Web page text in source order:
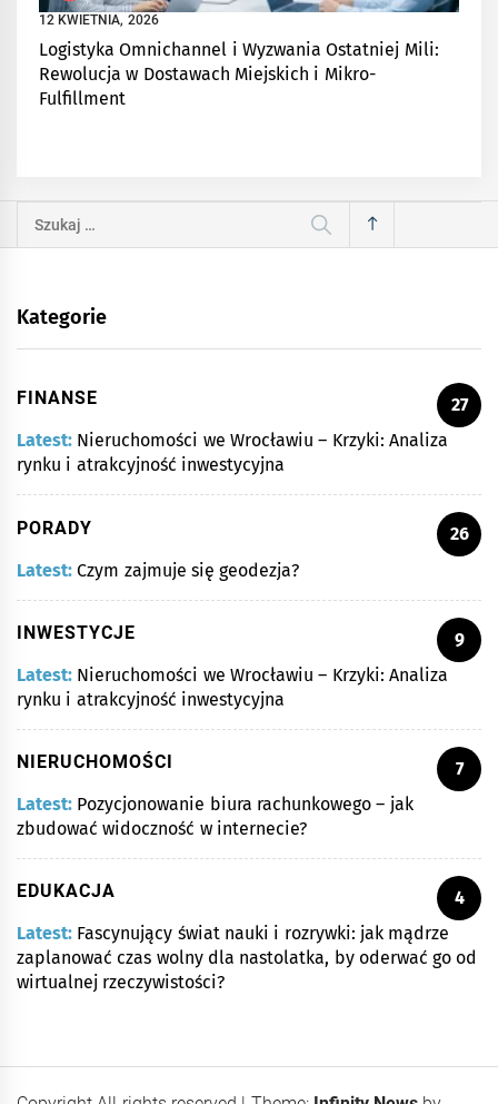
12 KWIETNIA, 2026
Logistyka Omnichannel i Wyzwania Ostatniej Mili:
Rewolucja w Dostawach Miejskich i Mikro-
Fulfillment
Szukaj:
Kategorie
FINANSE
27
Latest: Nieruchomości we Wrocławiu – Krzyki: Analiza
rynku i atrakcyjność inwestycyjna
PORADY
26
Latest: Czym zajmuje się geodezja?
INWESTYCJE
9
Latest: Nieruchomości we Wrocławiu – Krzyki: Analiza
rynku i atrakcyjność inwestycyjna
NIERUCHOMOŚCI
7
Latest: Pozycjonowanie biura rachunkowego – jak
zbudować widoczność w internecie?
EDUKACJA
4
Latest: Fascynujący świat nauki i rozrywki: jak mądrze
zaplanować czas wolny dla nastolatka, by oderwać go od
wirtualnej rzeczywistości?